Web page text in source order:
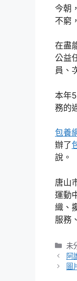
今朝
不窮
在盡
公益
員、
本年
務的
包養
辦了
說。
唐山
運動
織、
服務
分
類
未
阿
圖